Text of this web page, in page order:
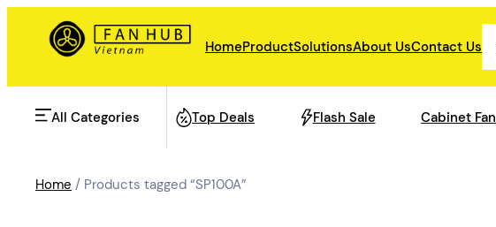
HomeProductSolutionsAbout UsContact Us
All Categories
AHU Fan
Top Deals Flash Sale Cabinet Fan
Home / Products tagged “SP100A”